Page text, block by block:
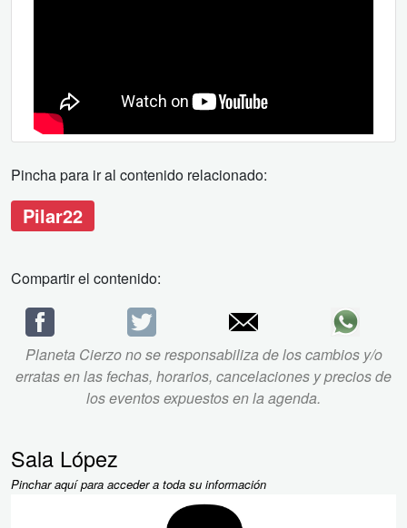
Pincha para ir al contenido relacionado:
Pilar22
Compartir el contenido:
Planeta Cierzo no se responsabiliza de los cambios y/o
erratas en las fechas, horarios, cancelaciones y precios de
los eventos expuestos en la agenda.
Sala López
Pinchar aquí para acceder a toda su información